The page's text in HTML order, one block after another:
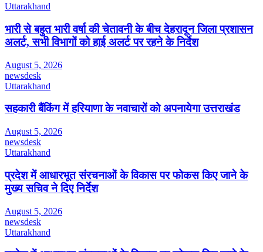
Uttarakhand
भारी से बहुत भारी वर्षा की चेतावनी के बीच देहरादून जिला प्रशासन
अलर्ट, सभी विभागों को हाई अलर्ट पर रहने के निर्देश
August 5, 2026
newsdesk
Uttarakhand
सहकारी बैंकिंग में हरियाणा के नवाचारों को अपनायेगा उत्तराखंड
August 5, 2026
newsdesk
Uttarakhand
प्रदेश में आधारभूत संरचनाओं के विकास पर फोकस किए जाने के
मुख्य सचिव ने दिए निर्देश
August 5, 2026
newsdesk
Uttarakhand